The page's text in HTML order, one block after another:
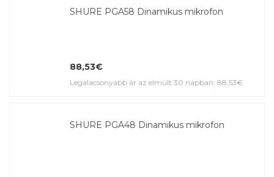
SHURE PGA58 Dinamikus mikrofon
88,53€
Legalacsonyabb ár az elmúlt 30 napban: 88,53€
SHURE PGA48 Dinamikus mikrofon